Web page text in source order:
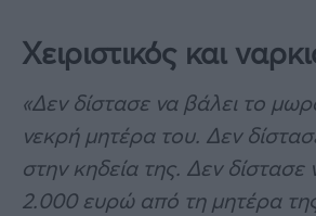
Χειριστικός και
«Δεν δίστασε να βάλει το
νεκρή μητέρα του. Δεν
στην κηδεία της. Δεν δίστασε
2.000 ευρώ από τη μητέρα